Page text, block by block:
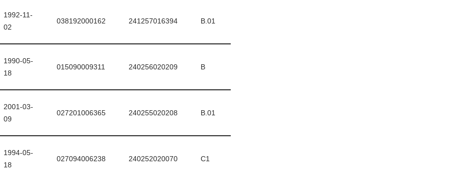
1992-11-
02
038192000162 241257016394 B.01
1990-05-
18
015090009311 240256020209 B
2001-03-
09
027201006365 240255020208 B.01
1994-05-
18
027094006238 240252020070 C1